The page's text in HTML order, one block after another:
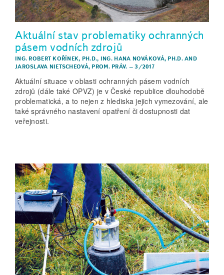
Aktuální stav problematiky ochranných
pásem vodních zdrojů
ING. ROBERT KOŘÍNEK, PH.D., ING. HANA NOVÁKOVÁ, PH.D.AND
JAROSLAVA NIETSCHEOVÁ, PROM. PRÁV. –3/2017
Aktuální situace v oblasti ochranných pásem vodních
zdrojů (dále také OPVZ) je v České republice dlouhodobě
problematická, a to nejen z hlediska jejich vymezování, ale
také správného nastavení opatření či dostupnosti dat
veřejnosti.